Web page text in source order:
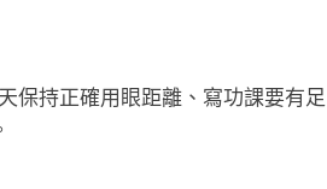
保持正確用眼距離、寫功課要有足